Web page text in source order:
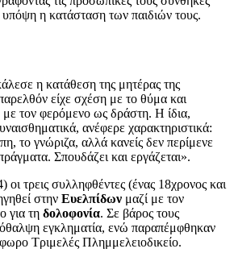
υπόψη η κατάσταση των παιδιών τους.
η κατάθεση της μητέρας της
είχε σχέση με το θύμα και
τον φερόμενο ως δράστη. Η ίδια,
ανέφερε χαρακτηριστικά:
το γνώριζα, αλλά κανείς δεν περίμενε
Σπουδάζει και εργάζεται».
τρεις συλληφθέντες (ένας 18χρονος και
στην Ευελπίδων μαζί με τον
για τη δολοφονία. Σε βάρος τους
εγκληματία, ενώ παραπέμφθηκαν
Τριμελές Πλημμελειοδικείο.